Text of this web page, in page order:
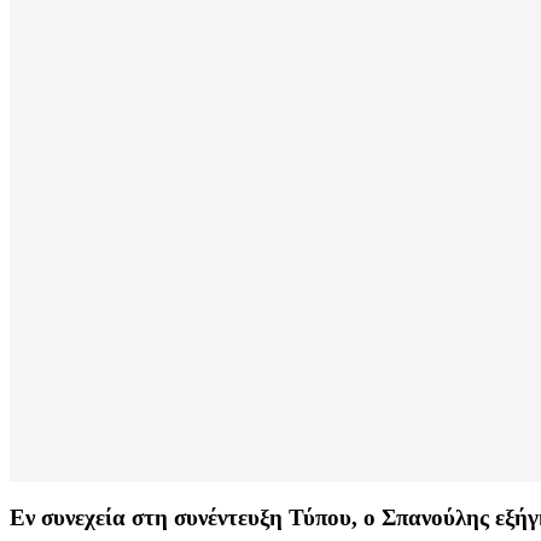
Εν συνεχεία στη συνέντευξη Τύπου, ο Σπανούλης